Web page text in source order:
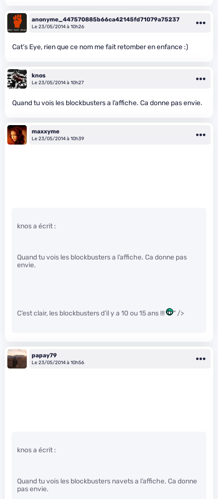
anonyme_447570885b66ca42145fd71079a75237
Le 23/05/2014 à 10h26
Cat’s Eye, rien que ce nom me fait retomber en enfance :)
knos
Le 23/05/2014 à 10h27
Quand tu vois les blockbusters a l’affiche. Ca donne pas envie.
maxxyme
Le 23/05/2014 à 10h39
knos a écrit :
Quand tu vois les blockbusters a l’affiche. Ca donne pas
envie.
C’est clair, les blockbusters d’il y a 10 ou 15 ans !!! " />
papay79
Le 23/05/2014 à 10h56
knos a écrit :
Quand tu vois les blockbusters navets a l’affiche. Ca donne
pas envie.